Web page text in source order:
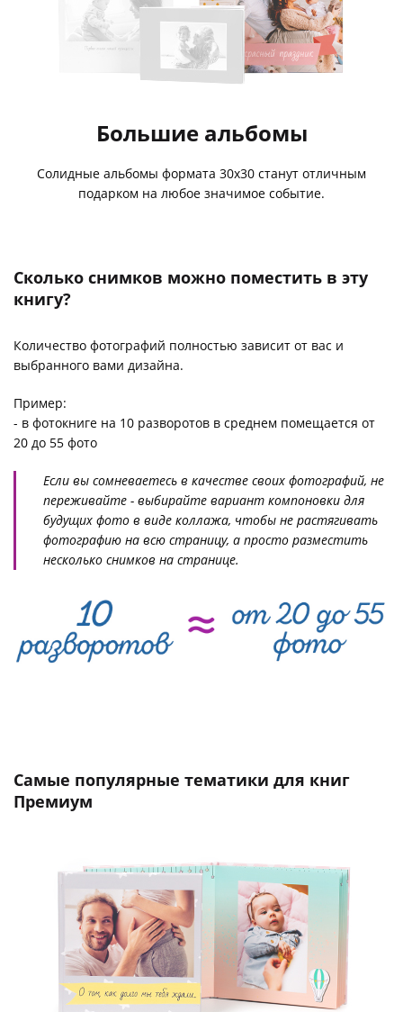
Большие альбомы
Солидные альбомы формата 30х30 станут отличным
подарком на любое значимое событие.
Сколько снимков можно поместить в эту
книгу?
Количество фотографий полностью зависит от вас и
выбранного вами дизайна.
Пример:
- в фотокниге на 10 разворотов в среднем помещается от
20 до 55 фото
Если вы сомневаетесь в качестве своих фотографий, не
переживайте - выбирайте вариант компоновки для
будущих фото в виде коллажа, чтобы не растягивать
фотографию на всю страницу, а просто разместить
несколько снимков на странице.
Самые популярные тематики для книг
Премиум